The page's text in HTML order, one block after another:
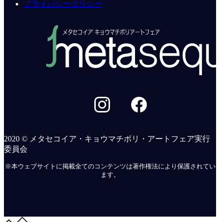
プライバシーポリシー
2020 © メタセコイア・キョウマチボリ・アートフェア実行
委員会
※本ウェブサイトに掲載全てのコンテンツは著作権法により保護されてい
ます。